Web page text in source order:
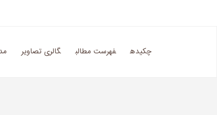
چکیده فهرست مطالب گالری تصاویر